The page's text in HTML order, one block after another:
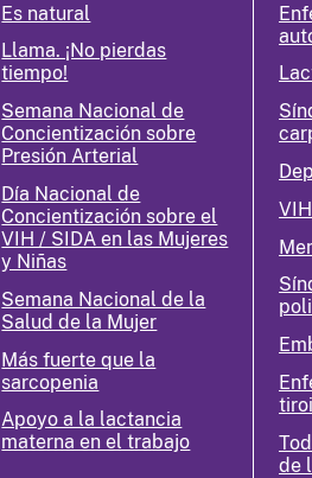
Es natural
Llama. ¡No pierdas
tiempo!
Semana Nacional de
Concientización sobre
Presión Arterial
Día Nacional de
Concientización sobre el
VIH / SIDA en las Mujeres
y Niñas
Semana Nacional de la
Salud de la Mujer
Más fuerte que la
sarcopenia
Apoyo a la lactancia
materna en el trabajo
de